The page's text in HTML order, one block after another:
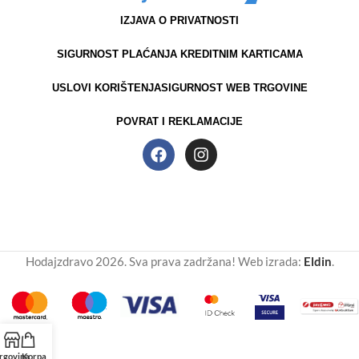
IZJAVA O PRIVATNOSTI
SIGURNOST PLAĆANJA KREDITNIM KARTICAMA
USLOVI KORIŠTENJASIGURNOST WEB TRGOVINE
POVRAT I REKLAMACIJE
Hodajzdravo 2026. Sva prava zadržana! Web izrada: Eldin.
Korpa